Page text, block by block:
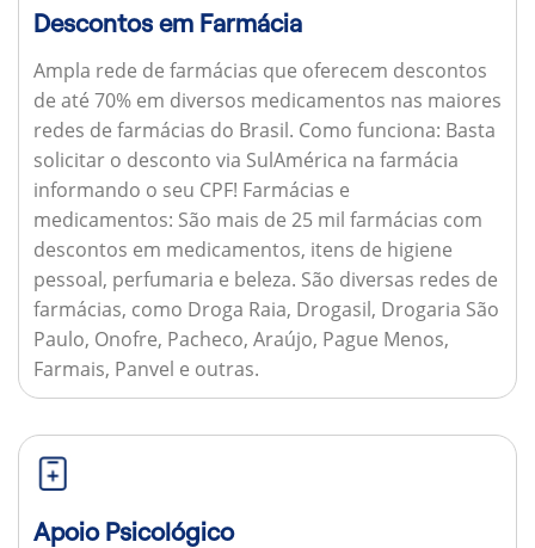
Descontos em Farmácia
Ampla rede de farmácias que oferecem descontos
de até 70% em diversos medicamentos nas maiores
redes de farmácias do Brasil. Como funciona: Basta
solicitar o desconto via SulAmérica na farmácia
informando o seu CPF! Farmácias e
medicamentos: São mais de 25 mil farmácias com
descontos em medicamentos, itens de higiene
pessoal, perfumaria e beleza. São diversas redes de
farmácias, como Droga Raia, Drogasil, Drogaria São
Paulo, Onofre, Pacheco, Araújo, Pague Menos,
Farmais, Panvel e outras.
Apoio Psicológico